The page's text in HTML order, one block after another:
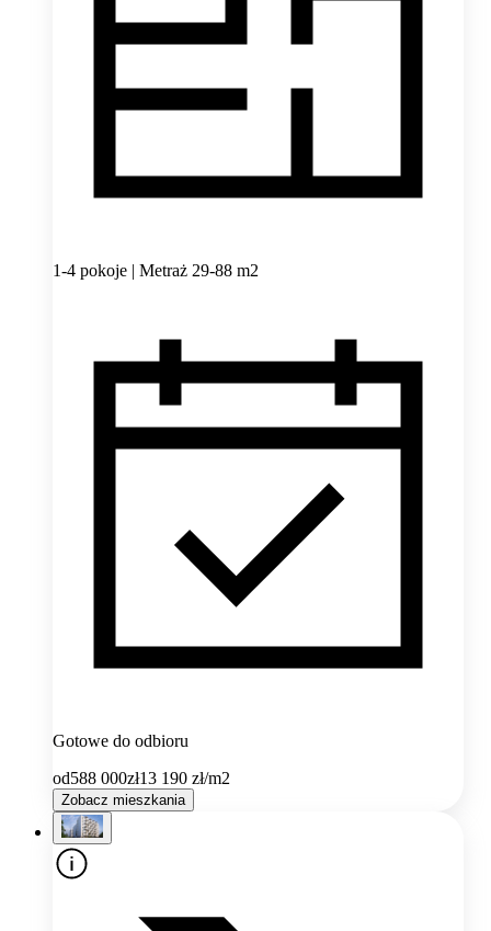
1-4 pokoje | Metraż 29-88 m2
Gotowe do odbioru
od588 000zł13 190 zł/m2
Zobacz mieszkania